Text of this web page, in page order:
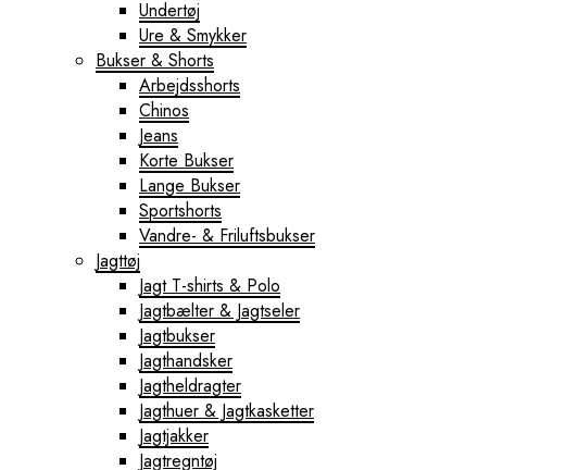
Undertøj
Ure & Smykker
Bukser & Shorts
Arbejdsshorts
Chinos
Jeans
Korte Bukser
Lange Bukser
Sportshorts
Vandre- & Friluftsbukser
Jagttøj
Jagt T-shirts & Polo
Jagtbælter & Jagtseler
Jagtbukser
Jagthandsker
Jagtheldragter
Jagthuer & Jagtkasketter
Jagtjakker
Jagtregntøj